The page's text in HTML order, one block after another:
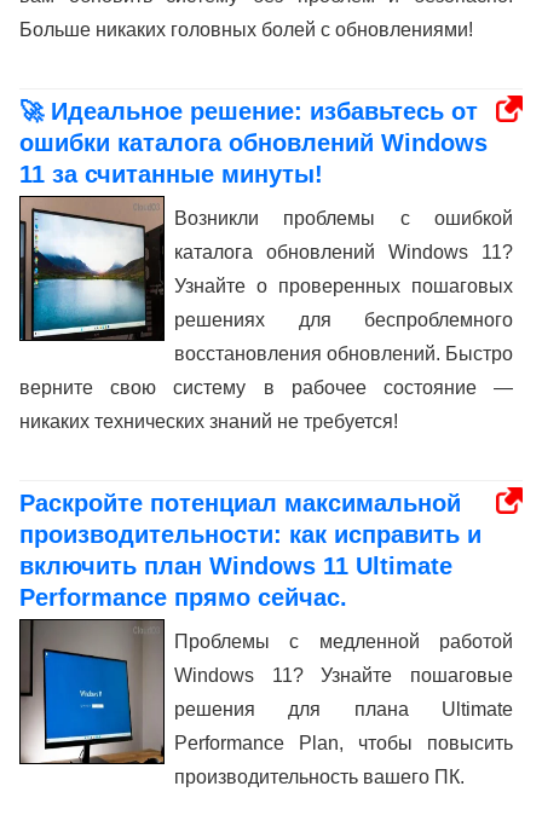
Больше никаких головных болей с обновлениями!
🚀 Идеальное решение: избавьтесь от
ошибки каталога обновлений Windows
11 за считанные минуты!
Возникли проблемы с ошибкой
каталога обновлений Windows 11?
Узнайте о проверенных пошаговых
решениях для беспроблемного
восстановления обновлений. Быстро
верните свою систему в рабочее состояние —
никаких технических знаний не требуется!
Раскройте потенциал максимальной
производительности: как исправить и
включить план Windows 11 Ultimate
Performance прямо сейчас.
Проблемы с медленной работой
Windows 11? Узнайте пошаговые
решения для плана Ultimate
Performance Plan, чтобы повысить
производительность вашего ПК.